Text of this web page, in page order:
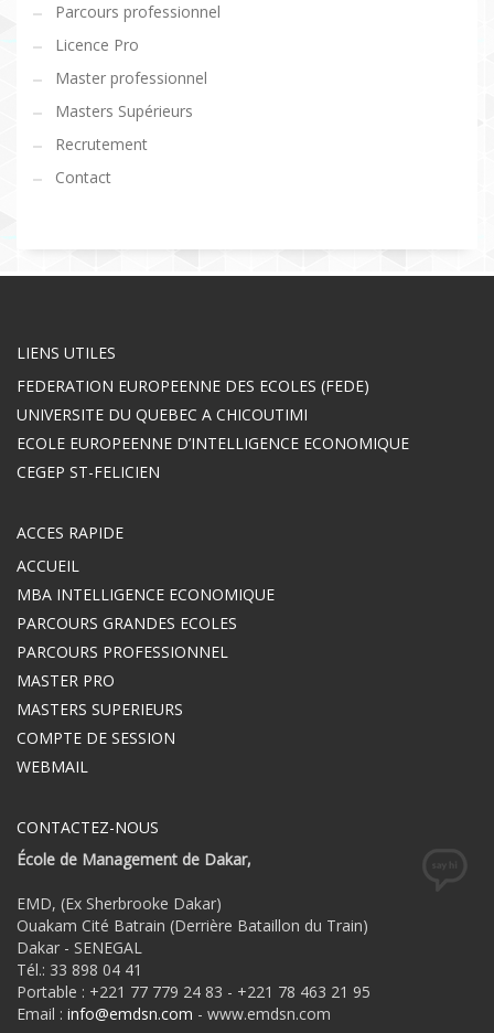
Parcours professionnel
Licence Pro
Master professionnel
Masters Supérieurs
Recrutement
Contact
LIENS UTILES
FEDERATION EUROPEENNE DES ECOLES (FEDE)
UNIVERSITE DU QUEBEC A CHICOUTIMI
ECOLE EUROPEENNE D’INTELLIGENCE ECONOMIQUE
CEGEP ST-FELICIEN
ACCES RAPIDE
ACCUEIL
MBA INTELLIGENCE ECONOMIQUE
PARCOURS GRANDES ECOLES
PARCOURS PROFESSIONNEL
MASTER PRO
MASTERS SUPERIEURS
COMPTE DE SESSION
WEBMAIL
CONTACTEZ-NOUS
École de Management de Dakar,
EMD, (Ex Sherbrooke Dakar)
Ouakam Cité Batrain (Derrière Bataillon du Train)
Dakar - SENEGAL
Tél.: 33 898 04 41
Portable : +221 77 779 24 83 - +221 78 463 21 95
Email : info@emdsn.com - www.emdsn.com